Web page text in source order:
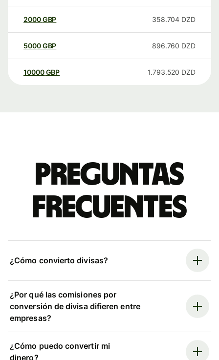
2000GBP 358.704 DZD
5000GBP 896.760 DZD
10000 GBP 1.793.520 DZD
Preguntas
frecuentes
¿Cómo convierto divisas?
¿Por qué las comisiones por
conversión de divisa difieren entre
empresas?
¿Cómo puedo convertir mi
dinero?